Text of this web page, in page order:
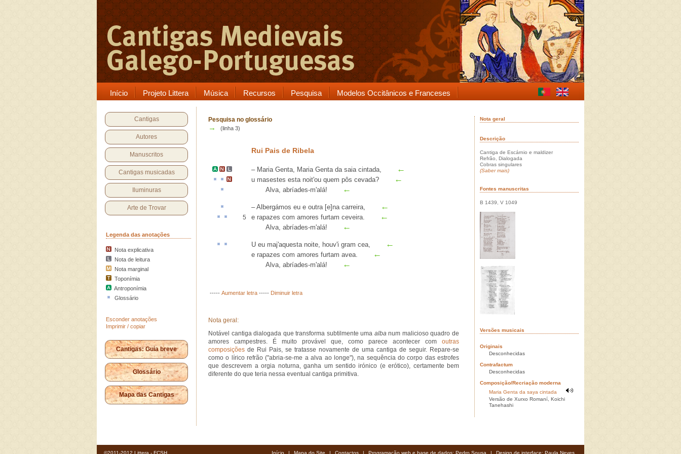
Início Projeto Littera Música Recursos Pesquisa Modelos Occitânicos e Franceses
Cantigas
Autores
Manuscritos
Cantigas musicadas
Iluminuras
Arte de Trovar
Legenda das anotações
Nota explicativa
Nota de leitura
Nota marginal
Toponímia
Antroponímia
Glossário
Esconder anotações
Imprimir / copiar
Cantigas: Guia breve
Glossário
Mapa das Cantigas
Pesquisa no glossário
→ (linha 3)
Rui Pais de Ribela
– Maria Genta, MariaGenta da saia cintada, ←
u masestes esta noit'ou quem pôs cevada? ←
Alva, abríades-m'alá! ←
– Albergámos eu e outra [e]na carreira, ←
5 e rapazes com amores furtam ceveira. ←
Alva, abríades-m'alá! ←
U eu maj'aquesta noite, houv'i gram cea, ←
e rapazes com amores furtam avea. ←
Alva, abríades-m'alá! ←
----- Aumentar letra ----- Diminuir letra
Nota geral:
Notável cantiga dialogada que transforma subtilmente uma albanum malicioso quadro de
amores campestres. É muito provável que, como parece acontecer com outras
composições de Rui Pais, se tratasse novamente de uma cantiga de seguir. Repare-se
como o lírico refrão ("abria-se-me a alva ao longe"), na sequência do corpo das estrofes
que descrevem a orgia noturna, ganha um sentido irónico (e erótico), certamente bem
diferente do que teria nessa eventual cantiga primitiva.
Nota geral
Descrição
Cantiga de Escárnio e maldizer
Refrão, Dialogada
Cobras singulares
(Saber mais)
Fontes manuscritas
B 1439, V 1049
Versões musicais
Originais
Desconhecidas
Contrafactum
Desconhecidas
Composição/Recriação moderna
Maria Genta da saya cintada
Versão de Xurxo Romaní, Koichi
Tanehashi
©2011-2012 Littera - FCSH Início | Mapa do Site | Contactos | Programação web e base de dados: Pedro Sousa | Design de interface: Paula Neves